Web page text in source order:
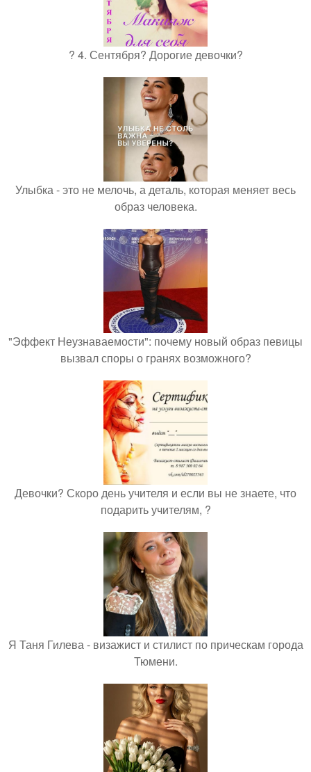
? 4. Сентября? Дорогие девочки?
Улыбка - это не мелочь, а деталь, которая меняет весь
образ человека.
"Эффект Неузнаваемости": почему новый образ певицы
вызвал споры о гранях возможного?
Девочки? Скоро день учителя и если вы не знаете, что
подарить учителям, ?
Я Таня Гилева - визажист и стилист по прическам города
Тюмени.